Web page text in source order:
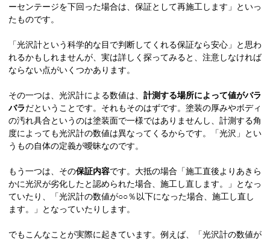
ーセンテージを下回った場合は、保証として再施工します」といっ
たものです。
「光沢計という科学的な目で判断してくれる保証なら安心」と思わ
れるかもしれませんが、実は詳しく探ってみると、注意しなければ
ならない点がいくつかあります。
その一つは、光沢計による数値は、 計測する場所によって値がバラ
バラだということです。それもそのはずです。塗装の厚みやボディ
の汚れ具合というのは塗装面で一様ではありませんし、計測する角
度によっても光沢計の数値は異なってくるからです。「光沢」とい
うもの自体の定義が曖昧なのです。
もう一つは、その保証内容です。大抵の場合「施工直後よりあきら
かに光沢が劣化したと認められた場合、施工し直します。」となっ
ていたり、「光沢計の数値が○○％以下になった場合、施工し直し
ます。」となっていたりします。
でもこんなことが実際に起きています。例えば、「光沢計の数値が